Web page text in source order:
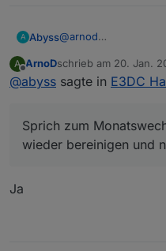
A Abyss@arnod
So etwas hatte ich
Musste diese Woche
wieder bereinigen
Danke dir ;)
A
Offline
ArnoDschrieb am 20. Jan.
zuletzt editiert von
@abyss sagte in E3DC
Sprich zum
wieder bereinigen und
Ja